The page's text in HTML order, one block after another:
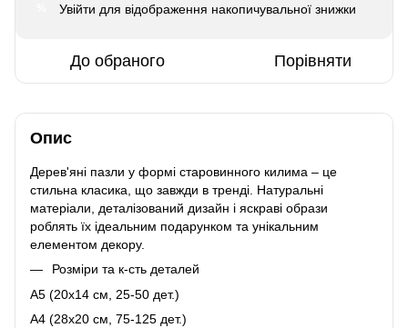
Увійти для відображення накопичувальної знижки
До обраного Порівняти
Опис
Дерев'яні пазли у формі старовинного килима – це
стильна класика, що завжди в тренді. Натуральні
матеріали, деталізований дизайн і яскраві образи
роблять їх ідеальним подарунком та унікальним
елементом декору.
Розміри та к-сть деталей
A5 (20х14 см, 25-50 дет.)
A4 (28x20 см, 75-125 дет.)